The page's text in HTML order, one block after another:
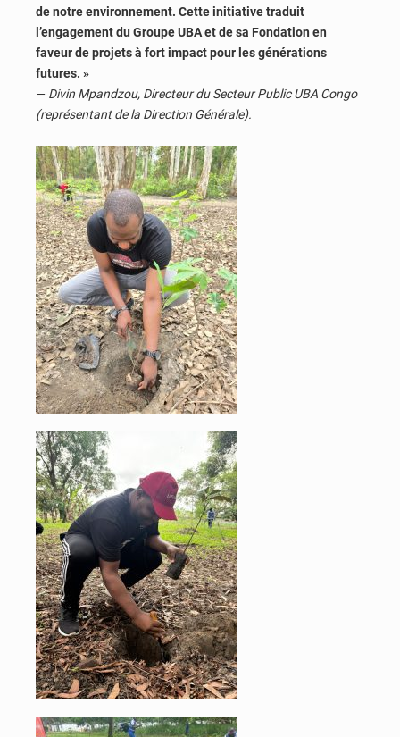
de notre environnement. Cette initiative traduit
l’engagement du Groupe UBA et de sa Fondation en
faveur de projets à fort impact pour les générations
futures. »
— Divin Mpandzou, Directeur du Secteur Public UBA Congo
(représentant de la Direction Générale).